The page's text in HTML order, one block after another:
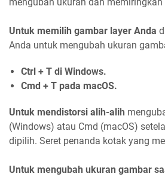
Untuk memilih gambar layer Anda
Anda untuk mengubah ukuran
Ctrl + T di Windows.
Cmd + T pada macOS.
Untuk mendistorsi alih-alih
(Windows) atau Cmd (macOS)
dipilih. Seret penanda kotak yang
Untuk mengubah ukuran gambar